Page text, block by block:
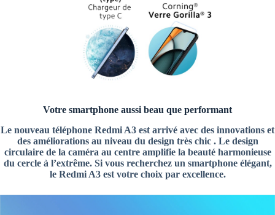
Votre smartphone aussi beau que performant
Le nouveau téléphone Redmi A3 est arrivé avec des innovations et
des améliorations au niveau du design très chic . Le design
circulaire de la caméra au centre amplifie la beauté harmonieuse
du cercle à l’extrême. Si vous recherchez un smartphone élégant,
le Redmi A3 est votre choix par excellence.